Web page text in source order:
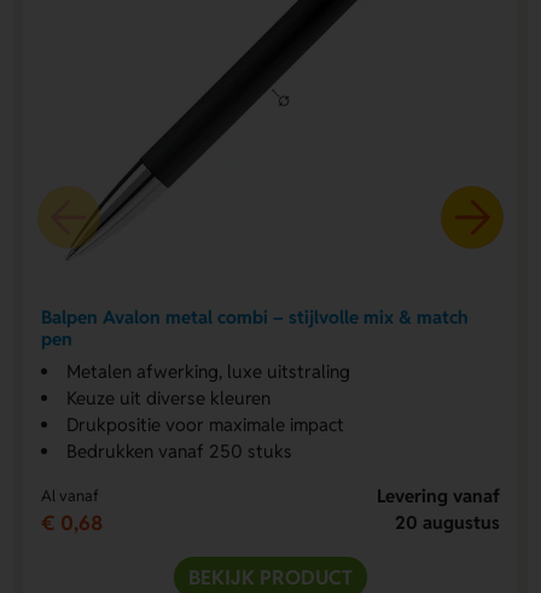
Balpen Avalon metal combi – stijlvolle mix & match
pen
Metalen afwerking, luxe uitstraling
Keuze uit diverse kleuren
Drukpositie voor maximale impact
Bedrukken vanaf 250 stuks
Al vanaf
€ 0,68
Levering vanaf
20 augustus
BEKIJK PRODUCT